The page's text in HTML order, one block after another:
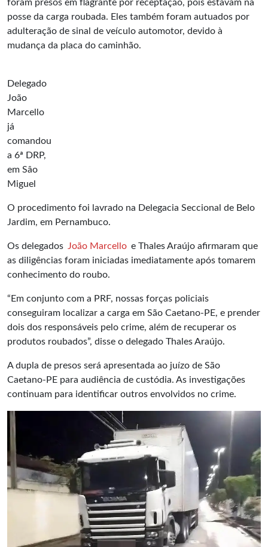
foram presos em flagrante por receptação, pois estavam na
posse da carga roubada. Eles também foram autuados por
adulteração de sinal de veículo automotor, devido à
mudança da placa do caminhão.
Delegado
João
Marcello
já
comandou
a 6ª DRP,
em Sâo
Miguel
O procedimento foi lavrado na Delegacia Seccional de Belo
Jardim, em Pernambuco.
Os delegados João Marcello e Thales Araújo afirmaram que
as diligências foram iniciadas imediatamente após tomarem
conhecimento do roubo.
“Em conjunto com a PRF, nossas forças policiais
conseguiram localizar a carga em São Caetano-PE, e prender
dois dos responsáveis pelo crime, além de recuperar os
produtos roubados”, disse o delegado Thales Araújo.
A dupla de presos será apresentada ao juízo de São
Caetano-PE para audiência de custódia. As investigações
continuam para identificar outros envolvidos no crime.